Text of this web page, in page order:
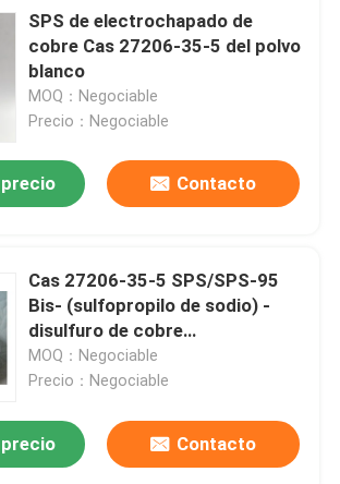
SPS de electrochapado de
cobre Cas 27206-35-5 del polvo
blanco
MOQ：Negociable
Precio：Negociable
Contacto
Cas 27206-35-5 SPS/SPS-95
Bis- (sulfopropilo de sodio) -
disulfuro de cobre
electroplacado
MOQ：Negociable
Precio：Negociable
Contacto